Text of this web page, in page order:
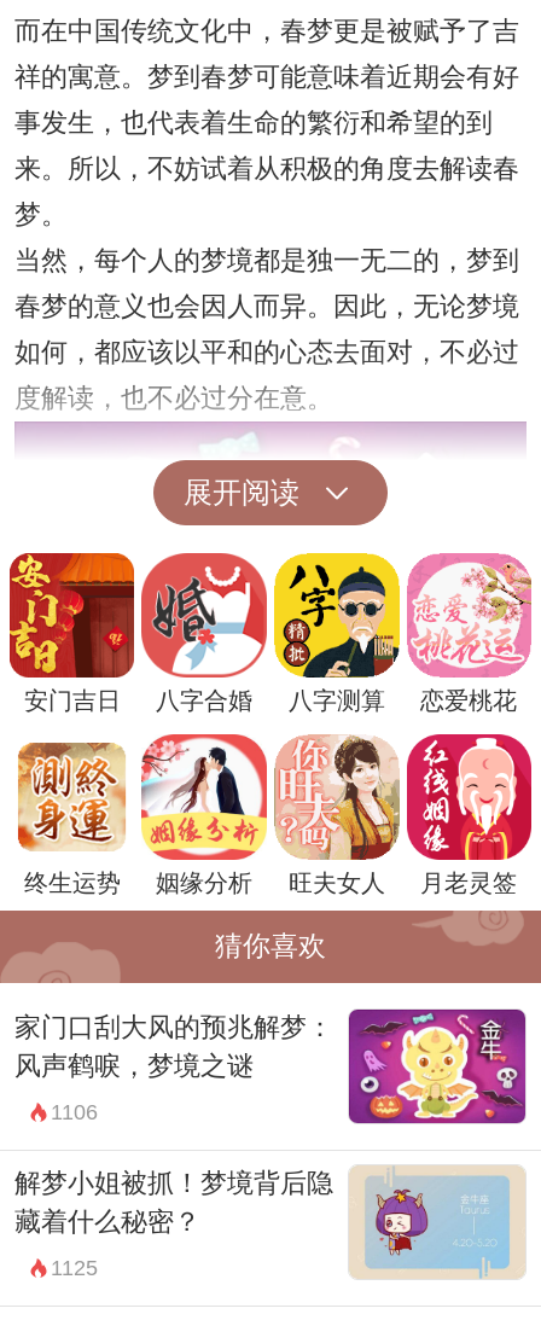
而在中国传统文化中，春梦更是被赋予了吉
祥的寓意。梦到春梦可能意味着近期会有好
事发生，也代表着生命的繁衍和希望的到
来。所以，不妨试着从积极的角度去解读春
梦。
当然，每个人的梦境都是独一无二的，梦到
春梦的意义也会因人而异。因此，无论梦境
如何，都应该以平和的心态去面对，不必过
度解读，也不必过分在意。
而对于女性来说，春梦的出现更可能是身心
的一种平衡和释放。在现实生活中，女性可
能面临各种压力和焦虑，而梦到春梦则是一
种自我调节和释放情感的方式。
总之，梦到春梦并不是什么特别值得惊讶和
担心的事情，它只是梦境中的一种表达，更
多的是一种对生活的态度和情感的宣泄。因
此，女性朋友们在梦到春梦时，不必过分在
意，而是可以试着去接纳和理解。
展开阅读
安门吉日 八字合婚 八字测算 恋爱桃花
终生运势 姻缘分析 旺夫女人 月老灵签
猜你喜欢
家门口刮大风的预兆解梦：
风声鹤唳，梦境之谜
1106
解梦小姐被抓！梦境背后隐
藏着什么秘密？
1125